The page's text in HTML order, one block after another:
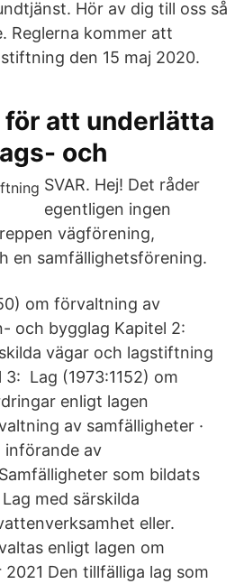
Hör av dig till oss så
Reglerna kommer att
den 15 maj 2020.
att underlätta
och
SVAR. Hej! Det råder
egentligen ingen
vägförening,
en samfällighetsförening.
om förvaltning av
och bygglag Kapitel 2:
vägar och lagstiftning
Lag (1973:1152) om
enligt lagen
av samfälligheter ·
införande av
som bildats
med särskilda
eller.
enligt lagen om
Den tillfälliga lag som